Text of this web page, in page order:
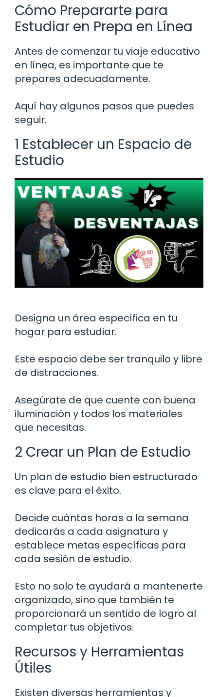
Cómo Prepararte para
Estudiar en Prepa en Línea
Antes de comenzar tu viaje educativo
en línea, es importante que te
prepares adecuadamente.
Aquí hay algunos pasos que puedes
seguir.
1 Establecer un Espacio de
Estudio
Designa un área específica en tu
hogar para estudiar.
Este espacio debe ser tranquilo y libre
de distracciones.
Asegúrate de que cuente con buena
iluminación y todos los materiales
que necesitas.
2 Crear un Plan de Estudio
Un plan de estudio bien estructurado
es clave para el éxito.
Decide cuántas horas a la semana
dedicarás a cada asignatura y
establece metas específicas para
cada sesión de estudio.
Esto no solo te ayudará a mantenerte
organizado, sino que también te
proporcionará un sentido de logro al
completar tus objetivos.
Recursos y Herramientas
Útiles
Existen diversas herramientas y